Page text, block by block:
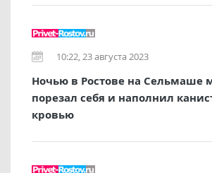
10:22, 23 августа 2023
Ночью в Ростове на Сельмаше
порезал себя и наполнил
кровью